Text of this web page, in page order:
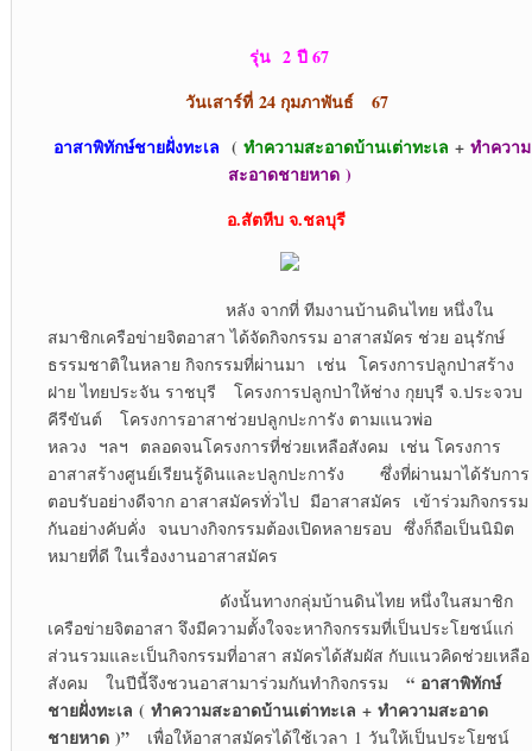
รุ่น 2 ปี 67
วันเสาร์ที่ 24 กุมภาพันธ์ 67
อาสาพิทักษ์ชายฝั่งทะเล (ทำความสะอาดบ้านเต่าทะเล +ทำความ
สะอาดชายหาด)
อ.สัตหีบ จ.ชลบุรี
หลัง จากที่ ทีมงานบ้านดินไทย หนึ่งใน
สมาชิกเครือข่ายจิตอาสา ได้จัดกิจกรรม อาสาสมัคร ช่วย อนุรักษ์
ธรรมชาติในหลาย กิจกรรมที่ผ่านมา เช่น โครงการปลูกป่าสร้าง
ฝาย ไทยประจัน ราชบุรี โครงการปลูกป่าให้ช่าง กุยบุรี จ.ประจวบ
คีรีขันต์ โครงการอาสาช่วยปลูกปะการัง ตามแนวพ่อ
หลวง ฯลฯ ตลอดจนโครงการที่ช่วยเหลือสังคม เช่น โครงการ
อาสาสร้างศูนย์เรียนรู้ดินและปลูกปะการัง ซึ่งที่ผ่านมาได้รับการ
ตอบรับอย่างดีจาก อาสาสมัครทั่วไป มีอาสาสมัคร เข้าร่วมกิจกรรม
กันอย่างคับคั่ง จนบางกิจกรรมต้องเปิดหลายรอบ ซึ่งก็ถือเป็นนิมิต
หมายที่ดี ในเรื่องงานอาสาสมัคร
ดังนั้นทางกลุ่มบ้านดินไทย หนึ่งในสมาชิก
เครือข่ายจิตอาสา จึงมีความตั้งใจจะหากิจกรรมที่เป็นประโยชน์แก่
ส่วนรวมและเป็นกิจกรรมที่อาสา สมัครได้สัมผัส กับแนวคิดช่วยเหลือ
สังคม ในปีนี้จึงชวนอาสามาร่วมกันทำกิจกรรม “ อาสาพิทักษ์
ชายฝั่งทะเล ( ทำความสะอาดบ้านเต่าทะเล + ทำความสะอาด
ชายหาด)”
เพื่อให้อาสาสมัครได้ใช้เวลา 1 วันให้เป็นประโยชน์